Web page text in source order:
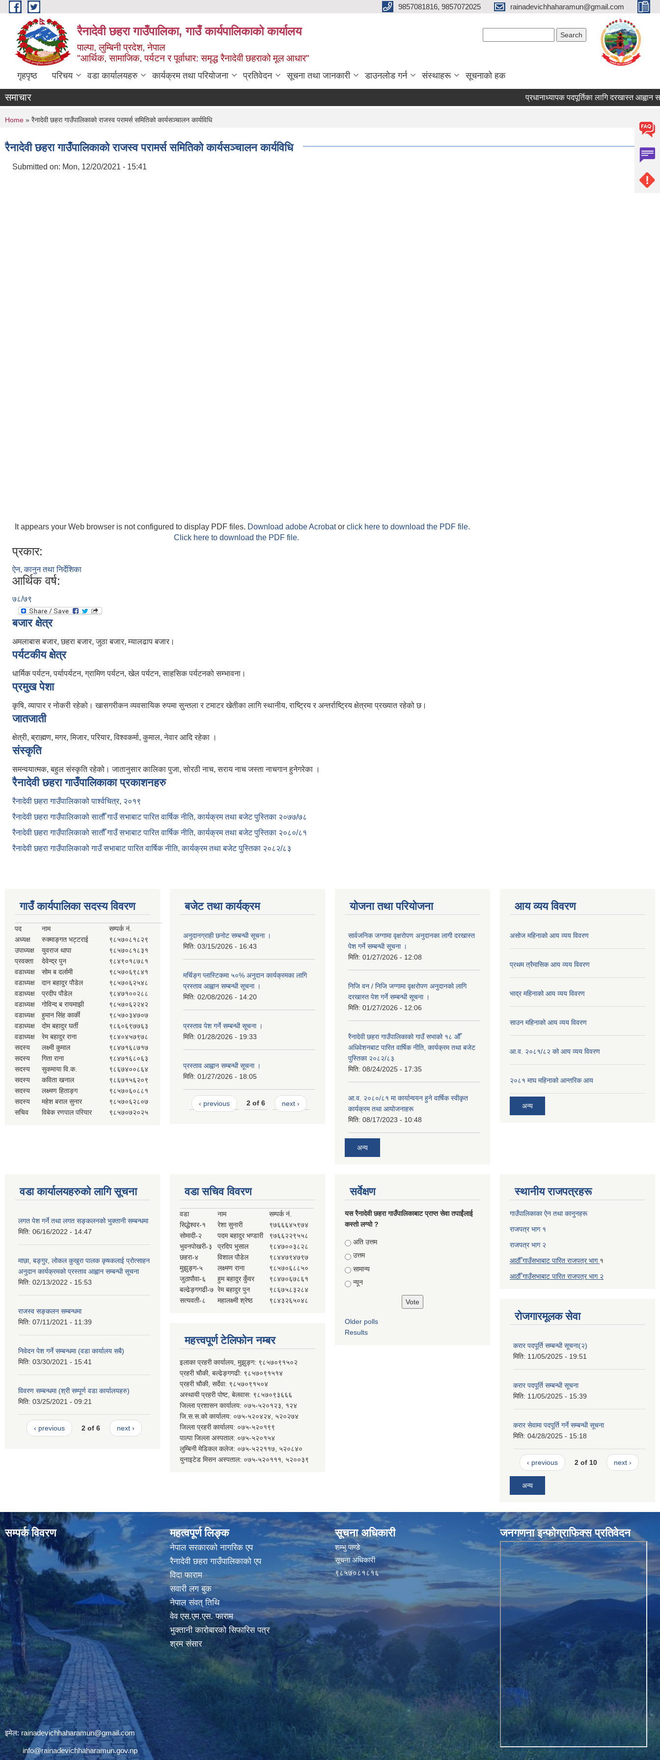
Skip to main content 9857081816, 9857072025 rainadevichhaharamun@gmail.com
रैनादेवी छहरा गाउँपालिका, गाउँ कार्यपालिकाको कार्यालय
पाल्पा, लुम्बिनी प्रदेश, नेपाल
"आर्थिक, सामाजिक, पर्यटन र पूर्वाधार: समृद्ध रैनादेवी छहराको मूल आधार"
गृहपृष्ठ परिचय वडा कार्यालयहरु कार्यक्रम तथा परियोजना प्रतिवेदन सूचना तथा जानकारी डाउनलोड गर्न संस्थाहरू सूचनाको हक
समाचार प्रधानाध्यापक पदपूर्तिका लागि दरखास्त आह्वान
You are here
Home » रैनादेवी छहरा गाउँपालिकाको राजस्व परामर्स समितिको कार्यसञ्चालन कार्यविधि
रैनादेवी छहरा गाउँपालिकाको राजस्व परामर्स समितिको कार्यसञ्चालन कार्यविधि
Submitted on: Mon, 12/20/2021 - 15:41
It appears your Web browser is not configured to display PDF files. Download adobe Acrobator click here to download the PDF file.
Click here to download the PDF file.
प्रकार:
ऐन, कानुन तथा निर्देशिका
आर्थिक वर्ष:
७८/७९
बजार क्षेत्र
अमलाबास बजार, छहरा बजार, जुठा बजार, म्यालढाप बजार।
पर्यटकीय क्षेत्र
धार्मिक पर्यटन, पर्यापर्यटन, ग्रामिण पर्यटन, खेल पर्यटन, साहसिक पर्यटनको सम्भावना।
प्रमुख पेशा
कृषि, व्यापार र नोकरी रहेको। खासगरीकन व्यवसायिक रुपमा सुन्तला र टमाटर खेतीका लागि स्थानीय, राष्ट्रिय र अन्तर्राष्ट्रिय क्षेत्रमा प्रख्यात रहेको छ।
जातजाती
क्षेत्री, ब्राह्मण, मगर, मिजार, परियार, विश्वकर्मा, कुमाल, नेवार आदि रहेका ।
संस्कृति
समन्वयात्मक, बहुल संस्कृति रहेको। जातानुसार कालिका पुजा, सोरठी नाच, सराय नाच जस्ता नाचगान हुनेगरेका ।
रैनादेवी छहरा गाउँपालिकाका प्रकाशनहरु
रैनादेवी छहरा गाउँपालिकाको पार्श्वचित्र, २०१९
रैनादेवी छहरा गाउँपालिकाको सातौँ गाउँ सभाबाट पारित वार्षिक नीति, कार्यक्रम तथा बजेट पुस्तिका २०७७/७८
रैनादेवी छहरा गाउँपालिकाको सातौँ गाउँ सभाबाट पारित वार्षिक नीति, कार्यक्रम तथा बजेट पुस्तिका २०८०/८१
रैनादेवी छहरा गाउँपालिकाको गाउँ सभाबाट पारित वार्षिक नीति, कार्यक्रम तथा बजेट पुस्तिका २०८२/८३
गाउँ कार्यपालिका सदस्य विवरण
पद नाम
सम्पर्क नं.
अध्यक्ष
रुक्माङ्गत भट्टराई
९८५७०८१८२९
उपाध्यक्ष
युवराज थापा
९८५७०८१८३१
प्रवक्ता
देवेन्द्र पुन
९८४९०१८७८१
वडाध्यक्ष
सोम ब दर्लामी
९८५७०६९८४१
वडाध्यक्ष
दान बहादुर पौडेल
९८५७०६२५४८
वडाध्यक्ष
प्रदीप पौडेल
९८४७१००२८८
वडाध्यक्ष
गोविन्द ब रायमाझी
९८५७०६२२४२
वडाध्यक्ष
हुमान सिंह कार्की
९८५७०३४७०७
वडाध्यक्ष
दोम बहादुर घर्ती
९८६०६९७७६३
वडाध्यक्ष
रेम बहादुर राना
९८४०४५७९७८
सदस्य
लक्ष्मी कुमाल
९८४७१६८७१७
सदस्य
गिता राना
९८४७१६८०६३
सदस्य
सुकमाया वि.क.
९८६७४००८६४
सदस्य
कविता खनाल
९८६७१५६२०९
सदस्य
लक्ष्मण हिताङ्ग
९८५७०६०८८१
सदस्य
महेश बराल सुनार
९८५७०६२८०७
सचिव
विबेक रणपाल परियार ९८५७०७२०२५
बजेट तथा कार्यक्रम
अनुदानग्राही छनोट सम्बन्धी सूचना ।
मिति: 03/15/2026 - 16:43
मर्चिङ्ग प्लास्टिकमा ५०% अनुदान कार्यक्रमका लागि
प्रस्ताव आह्वान सम्बन्धी सूचना ।
मिति: 02/08/2026 - 14:20
प्रस्ताव पेश गर्ने सम्बन्धी सूचना ।
मिति: 01/28/2026 - 19:33
प्रस्ताव आह्वान सम्बन्धी सूचना ।
मिति: 01/27/2026 - 18:05
‹ previous 2 of 6 next ›
योजना तथा परियोजना
सार्वजनिक जग्गामा वृक्षरोपण अनुदानका लागी दरखास्त
पेश गर्ने सम्बन्धी सूचना ।
मिति: 01/27/2026 - 12:08
निजि वन / निजि जग्गामा वृक्षरोपण अनुदानको लागि
दरखास्त पेश गर्ने सम्बन्धी सूचना ।
मिति: 01/27/2026 - 12:06
रैनादेवी छहरा गाउँपालिकाको गाउँ सभाको १८ औँ
अधिवेशनबाट पारित वार्षिक नीति, कार्यक्रम तथा बजेट
पुस्तिका २०८२/८३
मिति: 08/24/2025 - 17:35
आ.व. २०८०/८१ मा कार्यान्वयन हुने वार्षिक स्वीकृत
कार्यक्रम तथा आयोजनाहरू
मिति: 08/17/2023 - 10:48
अन्य
आय व्यय विवरण
असोज महिनाको आय व्यय विवरण
प्रथम त्रैमासिक आय व्यय विवरण
भाद्र महिनाको आय व्यय विवरण
साउन महिनाको आय व्यय विवरण
आ.व. २०८१/८२ को आय व्यय विवरण
२०८१ माघ महिनाको आन्तरिक आय
अन्य
वडा कार्यालयहरुको लागि सूचना
लगत पेश गर्ने तथा लगत सङ्कलनको भुक्तानी सम्बन्धमा
मिति: 06/16/2022 - 14:47
माछा, बङ्गुर, लोकल कुखुरा पालक कृषकलाई प्रोत्साहन
अनुदान कार्यक्रमको प्रस्ताव आह्वान सम्बन्धी सूचना
मिति: 02/13/2022 - 15:53
राजस्व सङ्कलन सम्बन्धमा
मिति: 07/11/2021 - 11:39
निवेदन पेश गर्ने सम्बन्धमा (वडा कार्यालय सबै)
मिति: 03/30/2021 - 15:41
विवरण सम्बन्धमा (श्री सम्पूर्ण वडा कार्यालयहरु)
मिति: 03/25/2021 - 09:21
‹ previous 2 of 6 next ›
वडा सचिव विवरण
वडा नाम
सम्पर्क नं.
सिद्धेश्वर-१
रेशा सुनारी
९७६६६४५९७४
सोमादी-२
पदम बहादुर भण्डारी
९७६६२२९५५८
भुवनपोखरी-३
प्रदिप भुसाल
९८४७००३८२८
छहरा-४
विशाल पौडेल
९८४४७९४७९७
मुझुङ्ग-५
लक्ष्मण राना
९८५७०६८८५०
जुठापौवा-६
हुम बहादुर कुँवर
९८४७०६७८६१
बल्ढेङ्गगढी-७ रेम बहादुर पुन
९८६७५८३२८४
सत्यवती-८
महालक्ष्मी श्रेष्ठ ९८४३२६५०४८
महत्त्वपूर्ण टेलिफोन नम्बर
इलाका प्रहरी कार्यालय, मुझुङ्ग: ९८५७०९१५०२
प्रहरी चौकी, बल्ढेङ्गगढी: ९८५७०९१५१४
प्रहरी चौकी, सर्देवा: ९८५७०९१५०४
अस्थायी प्रहरी पोष्ट, बेलवास: ९८५७०९३६६६
जिल्ला प्रशासन कार्यालय: ०७५-५२०१२३, १२४
जि.स.स.को कार्यालय: ०७५-५२०४२४, ५२०२७४
जिल्ला प्रहरी कार्यालय: ०७५-५२०१९९
पाल्पा जिल्ला अस्पताल: ०७५-५२०१५४
लुम्बिनी मेडिकल कलेज: ०७५-५२२११७, ५२०८४०
युनाइटेड मिसन अस्पताल: ०७५-५२०१११, ५२००३९
सर्वेक्षण
यस रैनादेवी छहरा गाउँपालिकाबाट प्राप्त सेवा तपाईंलाई
कस्तो लग्यो ?
Choices
अति उत्तम
उत्तम
सामान्य
न्यून
Older polls
Results
स्थानीय राजपत्रहरू
गाउँपालिकाका ऐन तथा कानुनहरू
राजपत्र भाग १
राजपत्र भाग २
आठौँ गाउँसभाबाट पारित राजपत्र भाग १
आठौँ गाउँसभाबाट पारित राजपत्र भाग २
रोजगारमूलक सेवा
करार पदपूर्ति सम्बन्धी सूचना(२)
मिति: 11/05/2025 - 19:51
करार पदपूर्ति सम्बन्धी सूचना
मिति: 11/05/2025 - 15:39
करार सेवामा पदपूर्ति गर्ने सम्बन्धी सूचना
मिति: 04/28/2025 - 15:18
‹ previous 2 of 10 next ›
अन्य
सम्पर्क विवरण
इमेल: rainadevichhaharamun@gmail.com
info@rainadevichhaharamun.gov.np
महत्वपूर्ण लिङ्क
नेपाल सरकारको नागरिक एप
रैनादेवी छहरा गाउँपालिकाको एप
विदा फाराम
सवारी लग बुक
नेपाल संवत् तिथि
वेव एस.एम.एस. फाराम
भुक्तानी कारोबारको सिफारिस पत्र
श्रम संसार
सूचना अधिकारी
शम्भु पाण्डे
सूचना अधिकारी
९८५७०८१८१६
जनगणना इन्फोग्राफिक्स प्रतिवेदन